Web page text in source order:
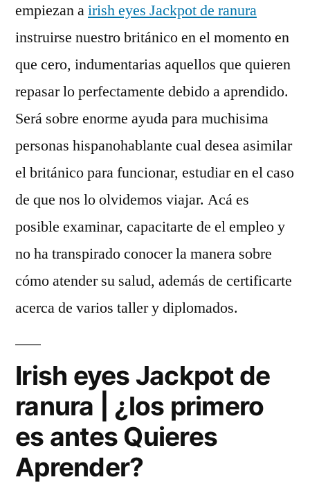
empiezan airish eyes Jackpot de ranura
instruirse nuestro británico en el momento en
que cero, indumentarias aquellos que quieren
repasar lo perfectamente debido a aprendido.
Será sobre enorme ayuda para muchisima
personas hispanohablante cual desea asimilar
el británico para funcionar, estudiar en el caso
de que nos lo olvidemos viajar. Acá es
posible examinar, capacitarte de el empleo y
no ha transpirado conocer la manera sobre
cómo atender su salud, además de certificarte
acerca de varios taller y diplomados.
Irish eyes Jackpot de
ranura | ¿los primero
es antes Quieres
Aprender?